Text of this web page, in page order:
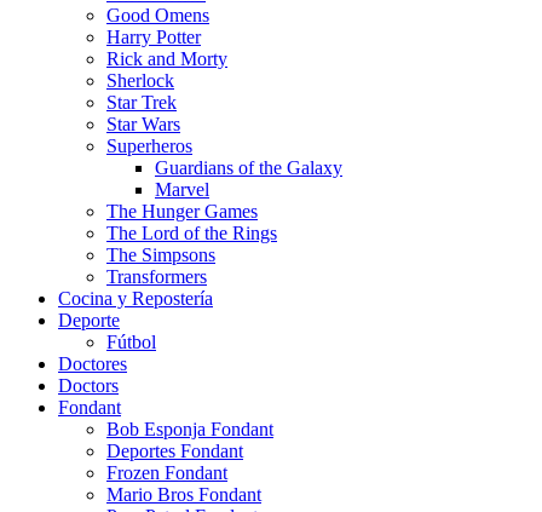
Good Omens
Harry Potter
Rick and Morty
Sherlock
Star Trek
Star Wars
Superheros
Guardians of the Galaxy
Marvel
The Hunger Games
The Lord of the Rings
The Simpsons
Transformers
Cocina y Repostería
Deporte
Fútbol
Doctores
Doctors
Fondant
Bob Esponja Fondant
Deportes Fondant
Frozen Fondant
Mario Bros Fondant